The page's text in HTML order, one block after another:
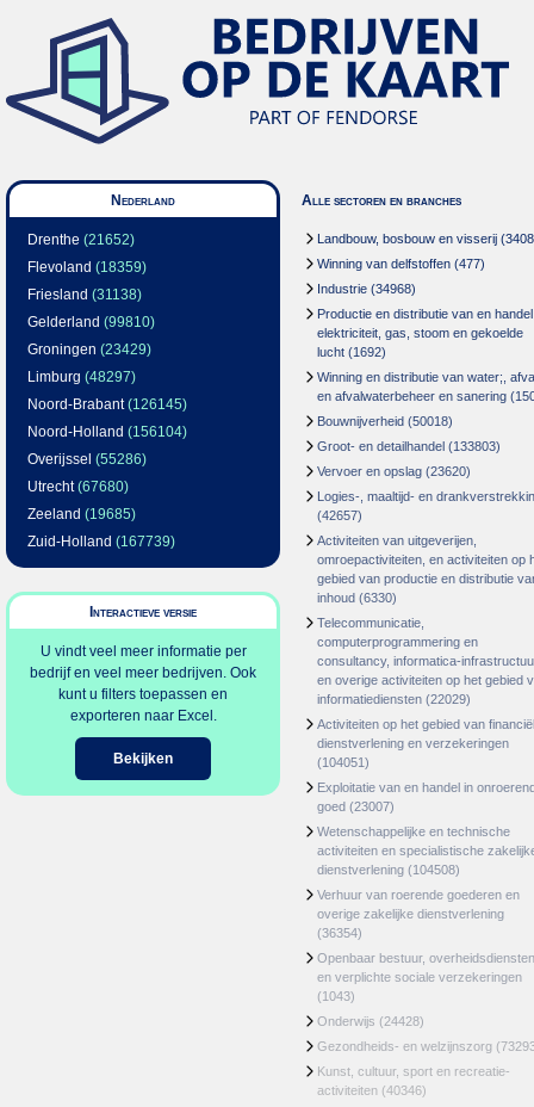
Nederland
Drenthe (21652)
Flevoland (18359)
Friesland (31138)
Gelderland (99810)
Groningen (23429)
Limburg (48297)
Noord-Brabant(126145)
Noord-Holland (156104)
Overijssel (55286)
Utrecht(67680)
Zeeland (19685)
Zuid-Holland (167739)
Interactieve versie
U vindt veel meer informatie per
bedrijf en veel meer bedrijven. Ook
kunt u filters toepassen en
exporteren naar Excel.
Bekijken
Alle sectoren en branches
Landbouw, bosbouw en visserij
Winning van delfstoffen (477)
Industrie (34968)
Productie en distributie van en
elektriciteit, gas, stoom en gekoelde
lucht (1692)
Winning en distributie van water;,
en afvalwaterbeheer en sanering
Bouwnijverheid (50018)
Groot- en detailhandel (133803)
Vervoer en opslag (23620)
Logies-, maaltijd- en
(42657)
Activiteiten van uitgeverijen,
omroepactiviteiten, en activiteiten op
gebied van productie en distributie
inhoud (6330)
Telecommunicatie,
computerprogrammering en
consultancy, informatica-
en overige activiteiten op het gebied
informatiediensten (22029)
Activiteiten op het gebied van
dienstverlening en verzekeringen
(104051)
Exploitatie van en handel in
goed (23007)
Wetenschappelijke en technische
activiteiten en specialistische
dienstverlening (104508)
Verhuur van roerende goederen en
overige zakelijke dienstverlening
(36354)
Openbaar bestuur, overheidsdiensten
en verplichte sociale verzekeringen
(1043)
Onderwijs (24428)
Gezondheids- en welzijnszorg
Kunst, cultuur, sport en recreatie-
activiteiten (40346)